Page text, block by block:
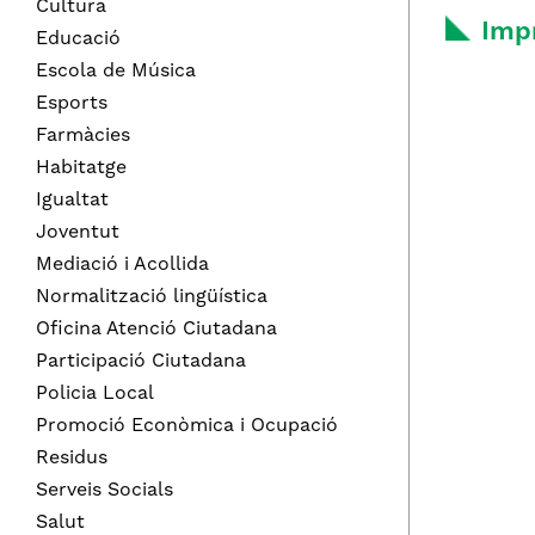
Cultura
Educació
Escola de Música
Esports
Farmàcies
Habitatge
Igualtat
Joventut
Mediació i Acollida
Normalització lingüística
Oficina Atenció Ciutadana
Participació Ciutadana
Policia Local
Promoció Econòmica i Ocupació
Residus
Serveis Socials
Salut